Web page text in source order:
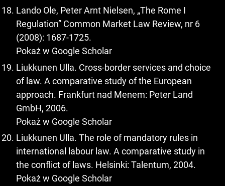
Lando Ole, Peter Arnt Nielsen, „The Rome I
Regulation” Common Market Law Review, nr 6
(2008): 1687-1725.
Pokaż w Google Scholar
Liukkunen Ulla. Cross-border services and choice
of law. A comparative study of the European
approach. Frankfurt nad Menem: Peter Land
GmbH, 2006.
Pokaż w Google Scholar
Liukkunen Ulla. The role of mandatory rules in
international labour law. A comparative study in
the conflict of laws. Helsinki: Talentum, 2004.
Pokaż w Google Scholar